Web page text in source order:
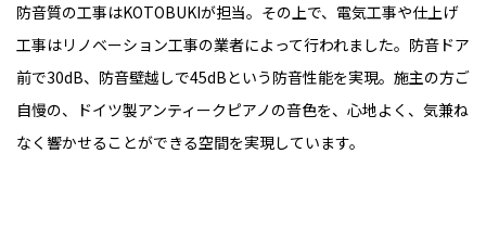
防音質の工事はKOTOBUKIが担当。その上で、電気工事や仕上げ
工事はリノベーション工事の業者によって行われました。防音ドア
前で30dB、防音壁越しで45dBという防音性能を実現。施主の方ご
自慢の、ドイツ製アンティークピアノの音色を、心地よく、気兼ね
なく響かせることができる空間を実現しています。